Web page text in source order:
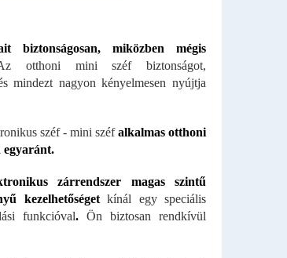
biztonságosan, miközben mégis
otthoni mini széf biztonságot,
mindezt nagyon kényelmesen nyújtja
széf - mini széf alkalmas otthoni
egyaránt.
zárrendszer magas szintű
kezelhetőségetkínál egy speciális
funkcióval. Ön biztosan rendkívül